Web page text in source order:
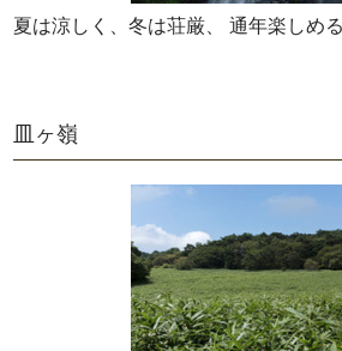
夏は涼しく、冬は荘厳、 通年楽しめ
皿ヶ嶺